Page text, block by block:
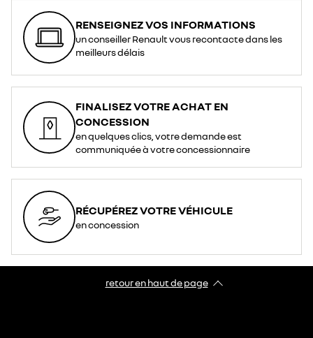
RENSEIGNEZ VOS INFORMATIONS
un conseiller Renault vous recontacte dans les
meilleurs délais
FINALISEZ VOTRE ACHAT EN
CONCESSION
en quelques clics, votre demande est
communiquée à votre concessionnaire
RÉCUPÉREZ VOTRE VÉHICULE
en concession
retour en haut de page​